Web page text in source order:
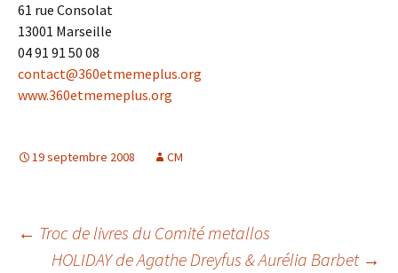
61 rue Consolat
13001 Marseille
04 91 91 50 08
contact@360etmemeplus.org
www.360etmemeplus.org
19 septembre 2008 CM
Navigation
← Troc de livres du Comité metallos
HOLIDAY de Agathe Dreyfus & Aurélia Barbet →